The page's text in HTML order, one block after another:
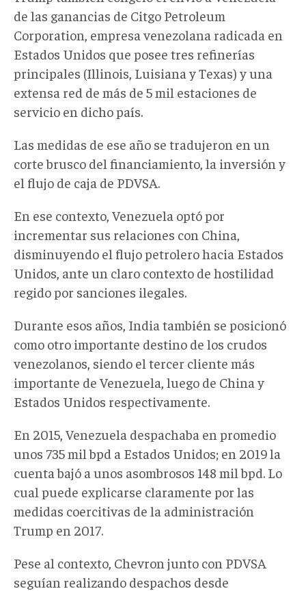
de las ganancias de Citgo Petroleum
Corporation, empresa venezolana radicada en
Estados Unidos que posee tres refinerías
principales (Illinois, Luisiana y Texas) y una
extensa red de más de 5 mil estaciones de
servicio en dicho país.
Las medidas de ese año se tradujeron en un
corte brusco del financiamiento, la inversión y
el flujo de caja de PDVSA.
En ese contexto, Venezuela optó por
incrementar sus relaciones con China,
disminuyendo el flujo petrolero hacia Estados
Unidos, ante un claro contexto de hostilidad
regido por sanciones ilegales.
Durante esos años, India también se posicionó
como otro importante destino de los crudos
venezolanos, siendo el tercer cliente más
importante de Venezuela, luego de China y
Estados Unidos respectivamente.
En 2015, Venezuela despachaba en promedio
unos 735 mil bpd a Estados Unidos; en 2019 la
cuenta bajó a unos asombrosos 148 mil bpd. Lo
cual puede explicarse claramente por las
medidas coercitivas de la administración
Trump en 2017.
Pese al contexto, Chevron junto con PDVSA
seguían realizando despachos desde